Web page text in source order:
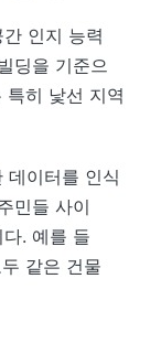
인지 능력
딩을 기준으
특히 낯선 지역
데이터를 인식
민들 사이
. 예를 들
두 같은 건물